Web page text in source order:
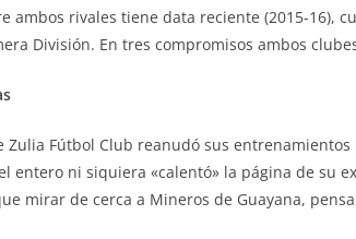
ambos rivales tiene data reciente (2015-16),
División. En tres compromisos ambos
Zulia Fútbol Club reanudó sus
entero ni siquiera «calentó» la página de su
mirar de cerca a Mineros de Guayana,